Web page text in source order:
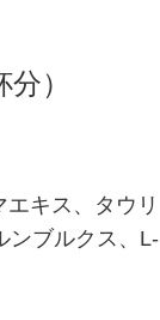
）
キス、タウリ
ンブルクス、L-